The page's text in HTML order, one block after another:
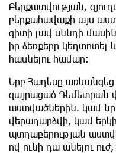
Բերքատվության,
բերքահավաքի այս
գիտի լավ սննդի
իր ձեռքերը
հասնելու համար։
Երբ Հադեսը առևանգեց
զայրացած Դեմետրան
աստվածներին. կամ
վերադարձվի, կամ
պտղաբերության
ով ունի դա անելու